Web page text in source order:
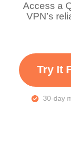
Access a
VPN’s
Try It
30-day